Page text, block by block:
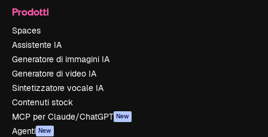
Prodotti
Spaces
Assistente IA
Generatore di immagini IA
Generatore di video IA
Sintetizzatore vocale IA
Contenuti stock
MCP per Claude/ChatGPT New
Agenti New